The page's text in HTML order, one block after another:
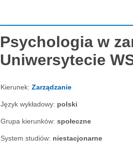
Psychologia w
Uniwersytecie
Kierunek: Zarządzanie
Język wykładowy: polski
Grupa kierunków: społeczne
System studiów: nie­sta­cjo­nar­ne